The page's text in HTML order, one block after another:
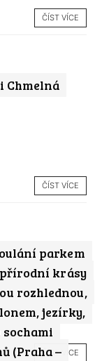
ČÍST VÍCE
Chmelná
ČÍST VÍCE
parkem
krásy
rozhlednou,
jezírky,
(Praha –
ČÍST VÍCE